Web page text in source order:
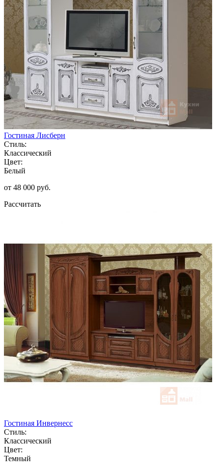
Гостиная Лисберн
Стиль:
Классический
Цвет:
Белый
от 48 000 руб.
Рассчитать
Гостиная Инвернесс
Стиль:
Классический
Цвет:
Темный